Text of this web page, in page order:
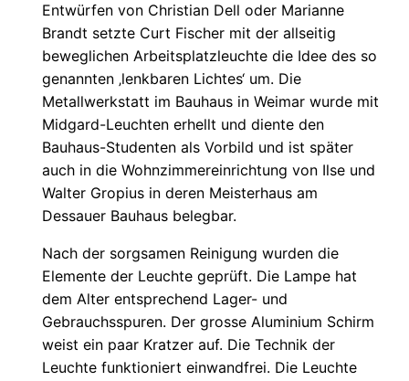
Entwürfen von Christian Dell oder Marianne
Brandt setzte Curt Fischer mit der allseitig
beweglichen Arbeitsplatzleuchte die Idee des so
genannten ‚lenkbaren Lichtes‘ um. Die
Metallwerkstatt im Bauhaus in Weimar wurde mit
Midgard-Leuchten erhellt und diente den
Bauhaus-Studenten als Vorbild und ist später
auch in die Wohnzimmereinrichtung von Ilse und
Walter Gropius in deren Meisterhaus am
Dessauer Bauhaus belegbar.
Nach der sorgsamen Reinigung wurden die
Elemente der Leuchte geprüft. Die Lampe hat
dem Alter entsprechend Lager- und
Gebrauchsspuren. Der grosse Aluminium Schirm
weist ein paar Kratzer auf. Die Technik der
Leuchte funktioniert einwandfrei. Die Leuchte